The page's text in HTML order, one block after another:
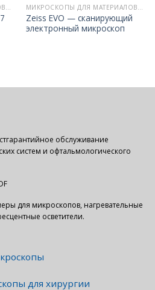
МИКРОСКОПЫ ДЛЯ МАТЕРИАЛОВЕДЕНИЯ МИКРОСКОПЫ ДЛЯ МАТЕРИАЛОВЕДЕНИЯ
Zeiss EVO — сканирующий
электронный микроскоп
обслуживание
систем и офтальмологического
для микроскопов, нагревательные
осветители.
для хирургии